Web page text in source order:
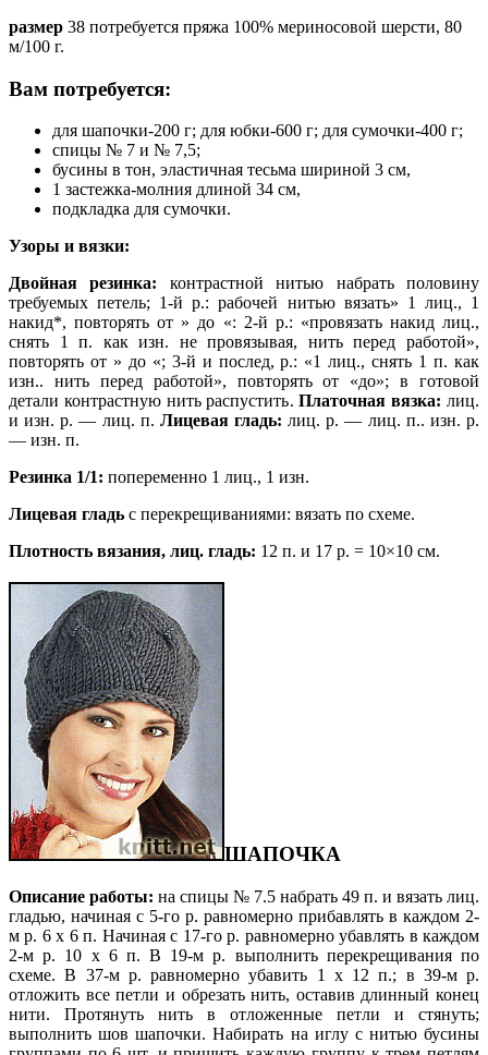
размер 38 потребуется пряжа 100% мериносовой шерсти, 80
м/100 г.
Вам потребуется:
для шапочки-200 г; для юбки-600 г; для сумочки-400 г;
спицы № 7 и № 7,5;
бусины в тон, эластичная тесьма шириной 3 см,
1 застежка-молния длиной 34 см,
подкладка для сумочки.
Узоры и вязки:
Двойная резинка: контрастной нитью набрать половину
требуемых петель; 1-й р.: рабочей нитью вязать» 1 лиц., 1
накид*, повторять от » до «: 2-й р.: «провязать накид лиц.,
снять 1 п. как изн. не провязывая, нить перед работой»,
повторять от » до «; 3-й и послед, р.: «1 лиц., снять 1 п. как
изн.. нить перед работой», повторять от «до»; в готовой
детали контрастную нить распустить.Платочная вязка: лиц.
и изн. р. — лиц. п. Лицевая гладь: лиц. р. — лиц. п.. изн. р.
— изн. п.
Резинка 1/1: попеременно 1 лиц., 1 изн.
Лицевая гладь с перекрещиваниями: вязать по схеме.
Плотность вязания, лиц. гладь: 12 п. и 17 р. = 10×10 см.
ШАПОЧКА
Описание работы: на спицы № 7.5 набрать 49 п. и вязать лиц.
гладью, начиная с 5-го р. равномерно прибавлять в каждом 2-
м р. 6 х 6 п. Начиная с 17-го р. равномерно убавлять в каждом
2-м р. 10 х 6 п. В 19-м р. выполнить перекрещивания по
схеме. В 37-м р. равномерно убавить 1 х 12 п.; в 39-м р.
отложить все петли и обрезать нить, оставив длинный конец
нити. Протянуть нить в отложенные петли и стянуть;
выполнить шов шапочки. Набирать на иглу с нитью бусины